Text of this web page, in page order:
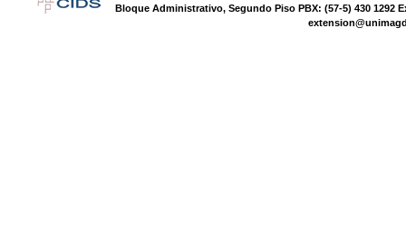
Bloque Administrativo, Segundo Piso PBX: (57-5) 430 1292